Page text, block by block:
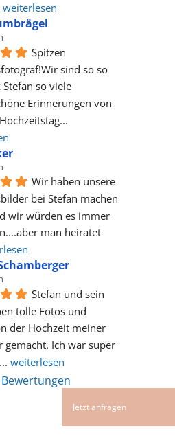
weiterlesen
Spitzen
sind so so
so viele
Erinnerungen von
Wir haben unsere
bei Stefan machen
wir würden es immer
man heiratet
Stefan und sein
tolle Fotos und
der Hochzeit meiner
gemacht. Ich war super
... weiterlesen